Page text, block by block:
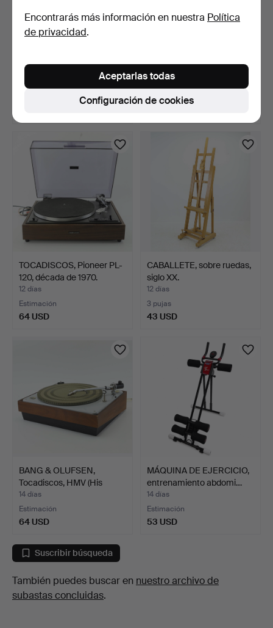
chapa, MICHELIN XC ra…
7 días
3 uds., con forma de pa…
Estimación
TOCADISCOS, Pioneer PL-
120, década de 1970.
12 días
Estimación
64 USD
CABALLETE, sobre ruedas,
siglo XX.
12 días
3 pujas
43 USD
BANG & OLUFSEN,
Tocadiscos, HMV (His
Maste…
14 días
Estimación
64 USD
MÁQUINA DE EJERCICIO,
entrenamiento abdomi…
14 días
Estimación
53 USD
Suscribir búsqueda
También puedes buscar en nuestro archivo de
subastas concluidas.
Encontrarás más información en nuestra Política
de privacidad.
Configuración de cookies
Aceptarlas todas